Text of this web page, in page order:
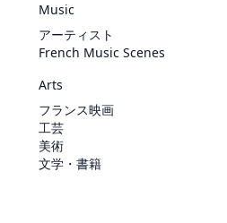
Music
アーティスト
French Music Scenes
Arts
フランス映画
工芸
美術
文学・書籍